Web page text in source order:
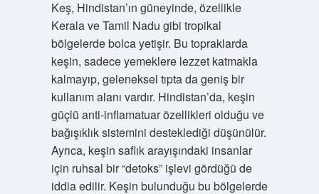
Keş, Hindistan’ın güneyinde, özellikle
Kerala ve Tamil Nadu gibi tropikal
bölgelerde bolca yetişir. Bu topraklarda
keşin, sadece yemeklere lezzet katmakla
kalmayıp, geleneksel tıpta da geniş bir
kullanım alanı vardır. Hindistan’da, keşin
güçlü anti-inflamatuar özellikleri olduğu ve
bağışıklık sistemini desteklediği düşünülür.
Ayrıca, keşin saflık arayışındaki insanlar
için ruhsal bir “detoks” işlevi gördüğü de
iddia edilir. Keşin bulunduğu bu bölgelerde